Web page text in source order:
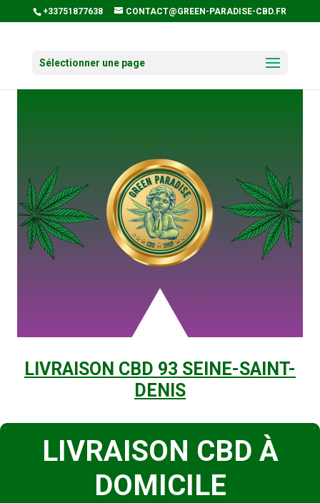
+33751877638 CONTACT@GREEN-PARADISE-CBD.FR
Sélectionner une page
LIVRAISON CBD 93 SEINE-SAINT-
DENIS
LIVRAISON CBD À
DOMICILE